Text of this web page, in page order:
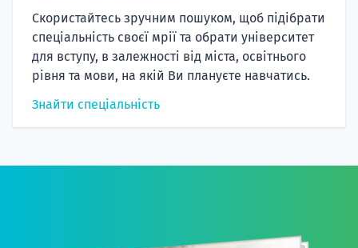
Скористайтесь зручним пошуком, щоб підібрати
спеціальність своєї мрії та обрати університет
для вступу, в залежності від міста, освітнього
рівня та мови, на якій Ви плануєте навчатись.
Знайти спеціальність